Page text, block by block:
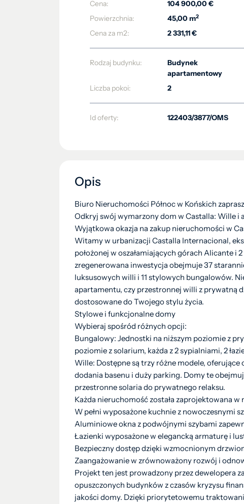
Cena:
104 900,00 €
Powierzchnia:
45,00 m2
Cena za m2: 2 331,11 €
Rodzaj budynku:
Budynek
apartamentowy
Liczba pokoi:
2
Id oferty: 122403/3877/OMS
Opis
Biuro Nieruchomości Północ w Końskich
Odkryj swój wymarzony dom w Castalla: Wille
Wyjątkowa okazja na zakup nieruchomości w
Witamy w urbanizacji Castalla Internacional,
położonej w oszałamiających górach Alicante i
zregenerowana inwestycja obejmuje 37
luksusowych willi i 11 stylowych bungalowów.
apartamentu, czy przestronnej willi z prywatną
dostosowane do Twojego stylu życia.
Stylowe i funkcjonalne domy
Wybieraj spośród różnych opcji:
Bungalowy: Jednostki na niższym poziomie z
poziomie z solarium, każda z 2 sypialniami, 2
Wille: Dostępne są trzy różne modele, oferujące
dodania basenu i duży parking. Domy te
przestronne solaria do prywatnego relaksu.
Każda nieruchomość została zaprojektowana
W pełni wyposażone kuchnie z nowoczesnymi
Aluminiowe okna z podwójnymi szybami
Łazienki wyposażone w elegancką armaturę i
Bezpieczny dostęp dzięki wzmocnionym
Zaangażowanie w zrównoważony rozwój i
Projekt ten jest prowadzony przez dewelopera
opuszczonych budynków z czasów kryzysu
jakości domy. Dzięki priorytetowemu